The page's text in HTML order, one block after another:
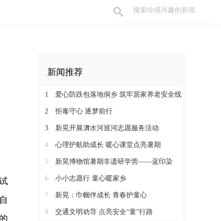
新闻推荐
1 爱心防跌包落地侗乡 筑牢居家养老安全线
2 拒毒守心 逐梦前行
3 新晃开展㵲水河巡河志愿服务活动
4 心理护航助成长 暖心课堂点亮暑期
5 新晃博物馆暑期非遗研学营——蓝印染
6 小小志愿行 童心暖家乡
7 新晃：巾帼伴成长 青春护童心
8 交通文明劝导 点亮安全“童”行路